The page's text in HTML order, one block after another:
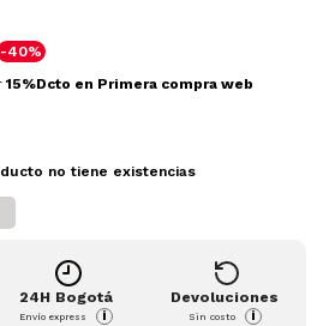
-40%
15%Dcto en Primera compra web
no tiene existencias
24H Bogotá
Envío express i
Devoluciones
Sin costo i